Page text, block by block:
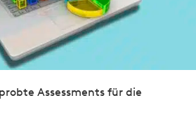
Assessments für die